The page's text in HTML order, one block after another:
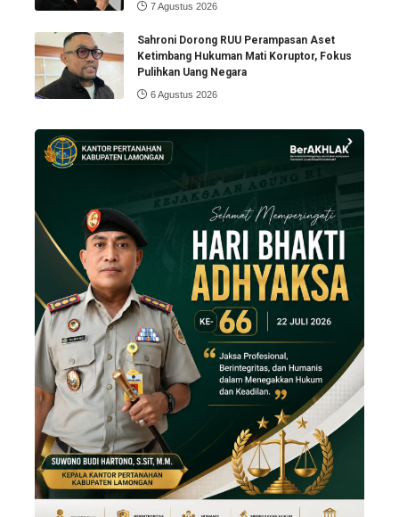
7 Agustus 2026
Sahroni Dorong RUU Perampasan Aset
Ketimbang Hukuman Mati Koruptor, Fokus
Pulihkan Uang Negara
6 Agustus 2026